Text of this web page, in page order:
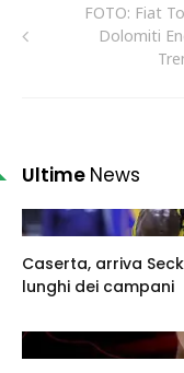
FOTO: Fiat
Dolomiti
Ultime News
Caserta, arriva
lunghi dei campani